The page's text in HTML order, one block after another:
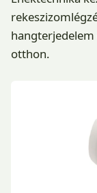
otthon.